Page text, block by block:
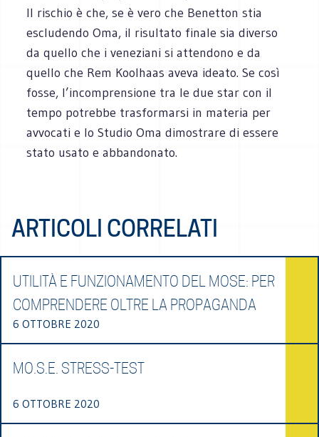
Il rischio è che, se è vero che Benetton stia
escludendo Oma, il risultato finale sia diverso
da quello che i veneziani si attendono e da
quello che Rem Koolhaas aveva ideato. Se così
fosse, l’incomprensione tra le due star con il
tempo potrebbe trasformarsi in materia per
avvocati e lo Studio Oma dimostrare di essere
stato usato e abbandonato.
ARTICOLI CORRELATI
UTILITÀ E FUNZIONAMENTO DEL MOSE: PER
COMPRENDERE OLTRE LA PROPAGANDA
6 OTTOBRE 2020
MO.S.E. STRESS-TEST
6 OTTOBRE 2020